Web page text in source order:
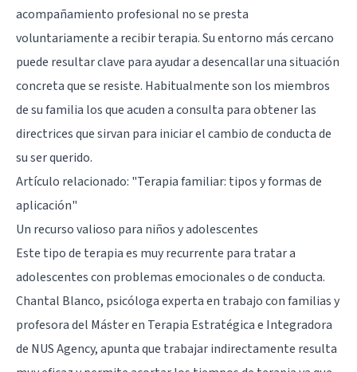
acompañamiento profesional no se presta
voluntariamente a recibir terapia. Su entorno más cercano
puede resultar clave para ayudar a desencallar una situación
concreta que se resiste. Habitualmente son los miembros
de su familia los que acuden a consulta para obtener las
directrices que sirvan para iniciar el cambio de conducta de
su ser querido.
Artículo relacionado: "Terapia familiar: tipos y formas de
aplicación"
Un recurso valioso para niños y adolescentes
Este tipo de terapia es muy recurrente para tratar a
adolescentes con problemas emocionales o de conducta.
Chantal Blanco, psicóloga experta en trabajo con familias y
profesora del Máster en Terapia Estratégica e Integradora
de NUS Agency, apunta que trabajar indirectamente resulta